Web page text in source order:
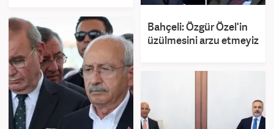
Bahçeli: Özgür Özel'in
üzülmesini arzu etmeyiz